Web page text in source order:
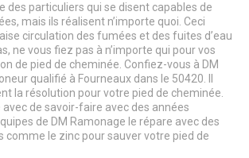
des particuliers qui se disent capables de
mais ils réalisent n’importe quoi. Ceci
circulation des fumées et des fuites d’eau
ne vous fiez pas à n’importe qui pour vos
de pied de cheminée. Confiez-vous à DM
qualifié à Fourneaux dans le 50420. Il
la résolution pour votre pied de cheminée.
avec de savoir-faire avec des années
de DM Ramonage le répare avec des
comme le zinc pour sauver votre pied de